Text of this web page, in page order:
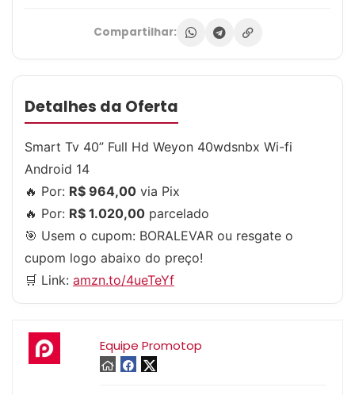
Compartilhar:
Detalhes da Oferta
Smart Tv 40” Full Hd Weyon 40wdsnbx Wi-fi
Android 14
🔥 Por: R$ 964,00 via Pix
🔥 Por: R$ 1.020,00 parcelado
🎯 Usem o cupom: BORALEVAR ou resgate o
cupom logo abaixo do preço!
🛒 Link: amzn.to/4ueTeYf
Equipe Promotop